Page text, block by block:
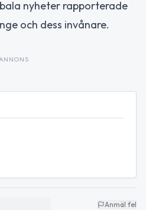
nyheter rapporterade
och dess invånare.
Anmäl fel